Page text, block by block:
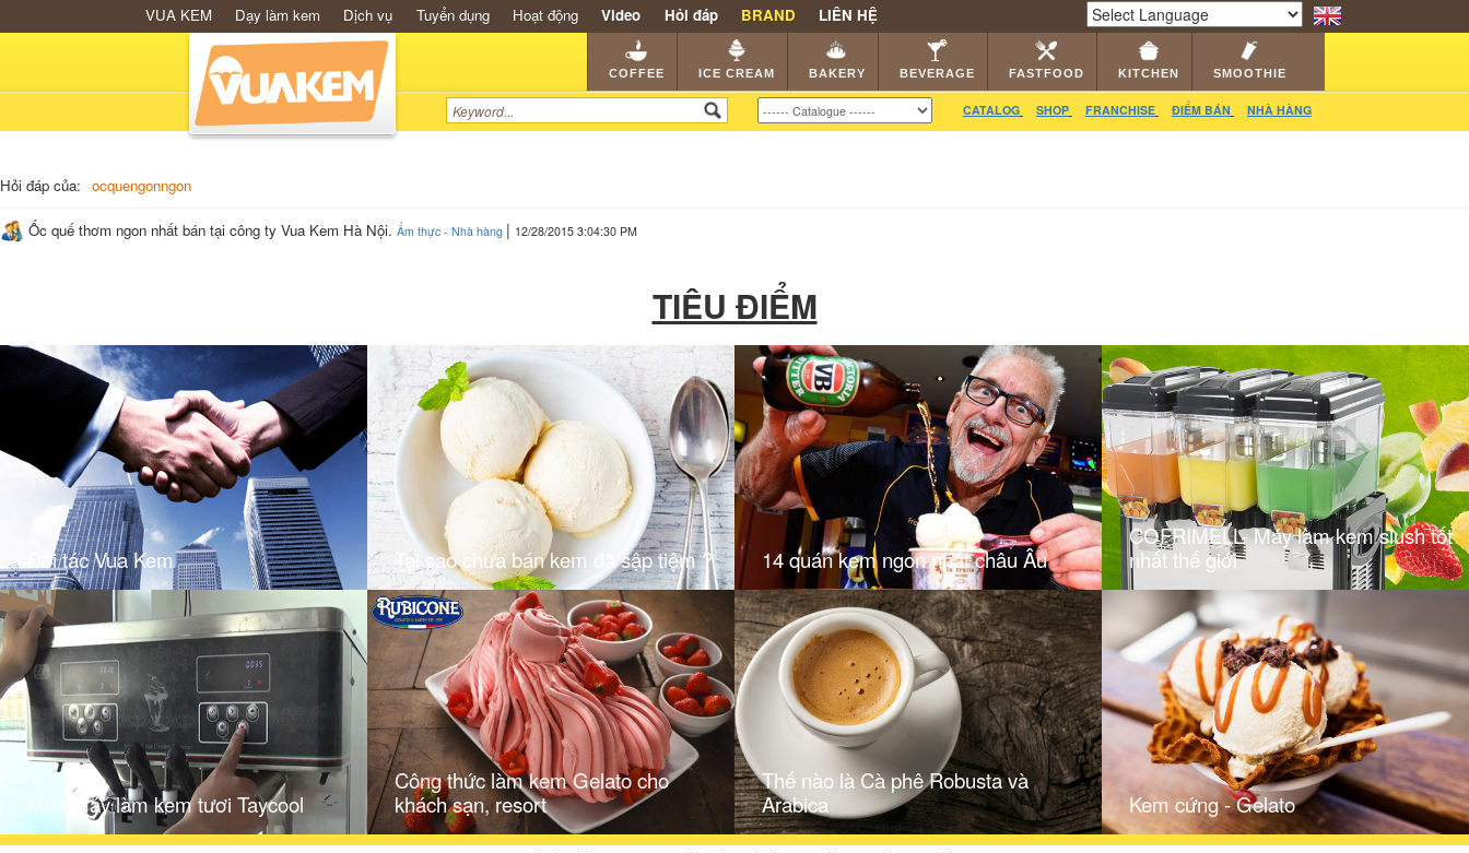
SHOP KEM NGON HẠT CAFE NHÀ HÀNG VIDEO HỎI ĐÁP LIÊN HỆ
VUA KEM Dạy làm kem Dịch vụ Tuyển dụng Hoạt động Video Hỏi đáp BRAND LIÊN HỆ
Powered by Translate
COFFEE ICE CREAM BAKERY BEVERAGE FASTFOOD KITCHEN SMOOTHIE
CATALOG SHOP FRANCHISE ĐIỂM BÁN NHÀ HÀNG
Hỏi đáp của: ocquengonngon
Ốc quế thơm ngon nhất bán tại công ty Vua Kem Hà Nội. Ẩm thực - Nhà hàng | 12/28/2015 3:04:30 PM
TIÊU ĐIỂM
Đối tác Vua Kem Tại sao chưa bán kem đã sập tiệm ? 14 quán kem ngon nhất châu Âu
COFRIMELL- Máy làm kem slush tốt
nhất thế giới
Mua máy làm kem tươi Taycool
Công thức làm kem Gelato cho
khách sạn, resort
Thế nào là Cà phê Robusta và
Arabica
Kem cứng - Gelato